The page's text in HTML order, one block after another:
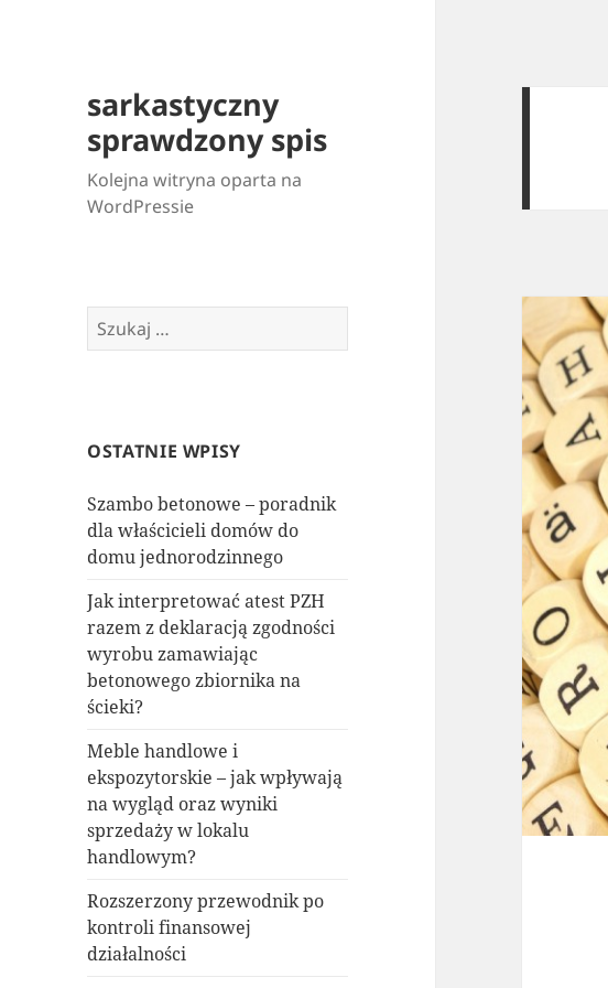
sarkastyczny
sprawdzony spis
Kolejna witryna oparta na
WordPressie
Szukaj:
OSTATNIE WPISY
Szambo betonowe – poradnik
dla właścicieli domów do
domu jednorodzinnego
Jak interpretować atest PZH
razem z deklaracją zgodności
wyrobu zamawiając
betonowego zbiornika na
ścieki?
Meble handlowe i
ekspozytorskie – jak wpływają
na wygląd oraz wyniki
sprzedaży w lokalu
handlowym?
Rozszerzony przewodnik po
kontroli finansowej
działalności